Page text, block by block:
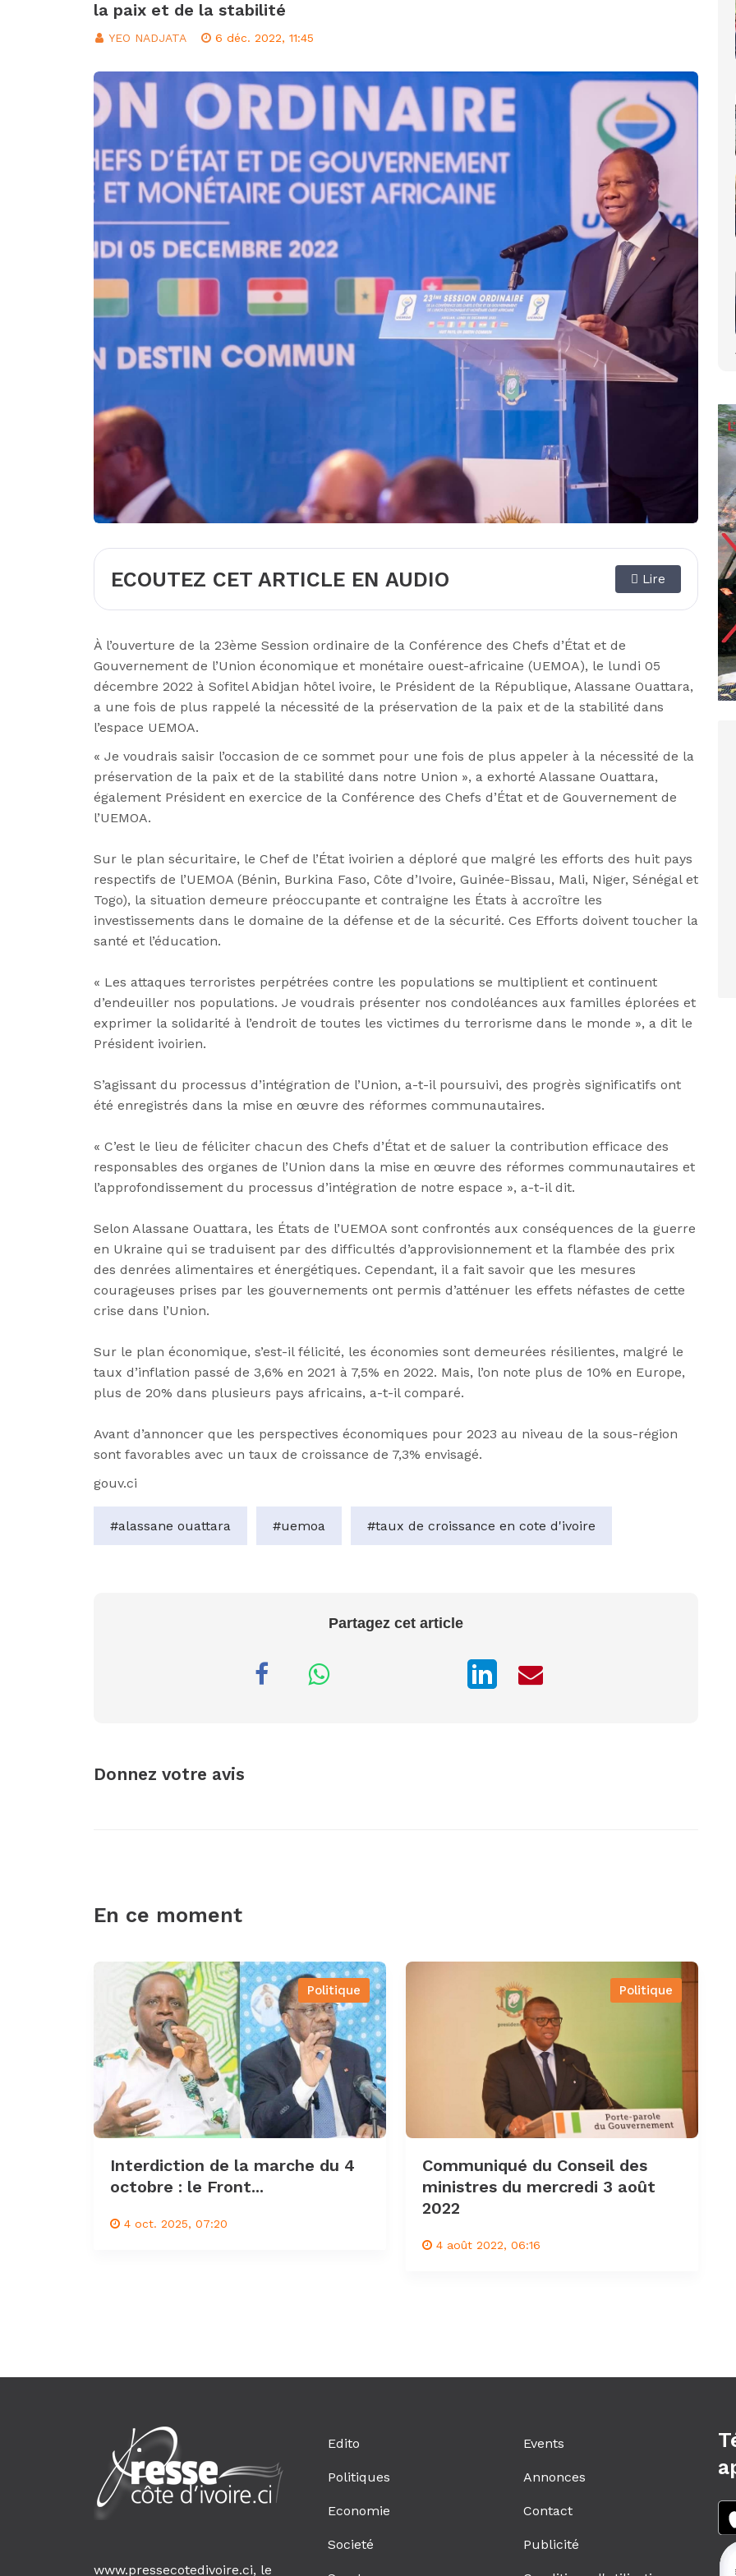
d’intégration économique(AIP)
Classement FIFA: La Côte d'Ivoire occupe le 6ème rang africain et la 31e place
la paix et de la stabilité
YEO NADJATA 6 déc. 2022, 11:45
ECOUTEZ CET ARTICLE EN AUDIO Lire
À l’ouverture de la 23ème Session ordinaire de la Conférence des Chefs d’État et de
Gouvernement de l’Union économique et monétaire ouest-africaine (UEMOA), le lundi 05
décembre 2022 à Sofitel Abidjan hôtel ivoire, le Président de la République, Alassane Ouattara,
a une fois de plus rappelé la nécessité de la préservation de la paix et de la stabilité dans
l’espace UEMOA.
« Je voudrais saisir l’occasion de ce sommet pour une fois de plus appeler à la nécessité de la
préservation de la paix et de la stabilité dans notre Union », a exhorté Alassane Ouattara,
également Président en exercice de la Conférence des Chefs d’État et de Gouvernement de
l’UEMOA.
Sur le plan sécuritaire, le Chef de l’État ivoirien a déploré que malgré les efforts des huit pays
respectifs de l’UEMOA (Bénin, Burkina Faso, Côte d’Ivoire, Guinée-Bissau, Mali, Niger, Sénégal et
Togo), la situation demeure préoccupante et contraigne les États à accroître les
investissements dans le domaine de la défense et de la sécurité. Ces Efforts doivent toucher la
santé et l’éducation.
« Les attaques terroristes perpétrées contre les populations se multiplient et continuent
d’endeuiller nos populations. Je voudrais présenter nos condoléances aux familles éplorées et
exprimer la solidarité à l’endroit de toutes les victimes du terrorisme dans le monde », a dit le
Président ivoirien.
S’agissant du processus d’intégration de l’Union, a-t-il poursuivi, des progrès significatifs ont
été enregistrés dans la mise en œuvre des réformes communautaires.
« C’est le lieu de féliciter chacun des Chefs d’État et de saluer la contribution efficace des
responsables des organes de l’Union dans la mise en œuvre des réformes communautaires et
l’approfondissement du processus d’intégration de notre espace », a-t-il dit.
Selon Alassane Ouattara, les États de l’UEMOA sont confrontés aux conséquences de la guerre
en Ukraine qui se traduisent par des difficultés d’approvisionnement et la flambée des prix
des denrées alimentaires et énergétiques. Cependant, il a fait savoir que les mesures
courageuses prises par les gouvernements ont permis d’atténuer les effets néfastes de cette
crise dans l’Union.
Sur le plan économique, s’est-il félicité, les économies sont demeurées résilientes, malgré le
taux d’inflation passé de 3,6% en 2021 à 7,5% en 2022. Mais, l’on note plus de 10% en Europe,
plus de 20% dans plusieurs pays africains, a-t-il comparé.
Avant d’annoncer que les perspectives économiques pour 2023 au niveau de la sous-région
sont favorables avec un taux de croissance de 7,3% envisagé.
gouv.ci
#alassane ouattara #uemoa #taux de croissance en cote d'ivoire
Partagez cet article
Donnez votre avis
En ce moment
Politique
Interdiction de la marche du 4
octobre : le Front...
4 oct. 2025, 07:20
Politique
Communiqué du Conseil des
ministres du mercredi 3 août
2022
4 août 2022, 06:16
www.pressecotedivoire.ci, le
Edito
Politiques
Economie
Societé
Events
Annonces
Contact
Publicité